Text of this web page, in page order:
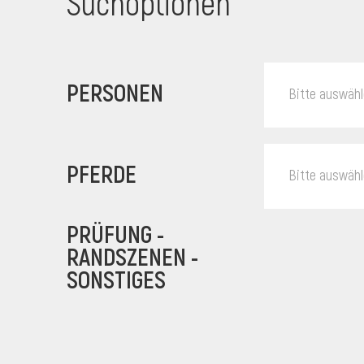
PERSONEN Bitte
PFERDE Bitte
PRÜFUNG -
RANDSZENEN -
SONSTIGES